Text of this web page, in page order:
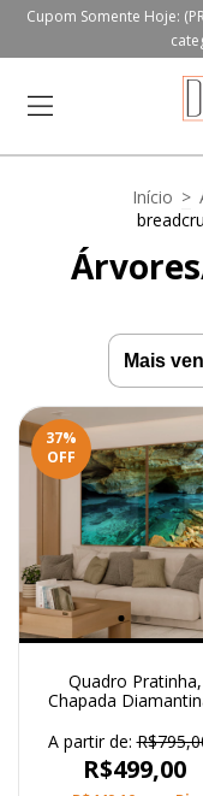
Cupom Somente Hoje:
Início >
37%
OFF
Quadro Pratinha,
Chapada
A partir de:
R$499,00